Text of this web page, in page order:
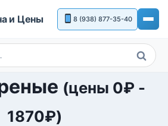
и Цены 8 (938) 877-35-40
Поиск
(цены 0₽ -
1870₽)